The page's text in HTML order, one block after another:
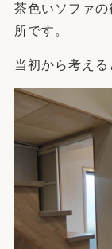
茶色いソファ
所です。
当初から考える